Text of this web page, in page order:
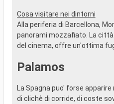
Cosa visitare nei dintorni
Alla periferia di Barcellona,
panorami mozzafiato. La
del cinema, offre un'ottima
Palamos
La Spagna puo' forse
di clichè di corride, di coste